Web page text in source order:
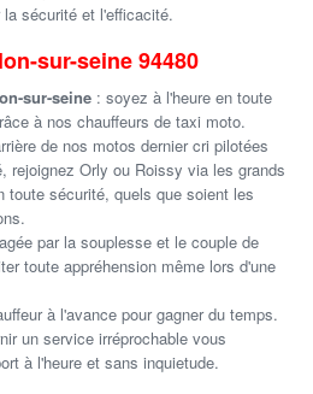
sécurité et l'efficacité.
sur-seine 94480
sur-seine : soyez à l'heure en toute
à nos chauffeurs de taxi moto.
de nos motos dernier cri pilotées
rejoignez Orly ou Roissy via les grands
toute sécurité, quels que soient les
par la souplesse et le couple de
toute appréhension même lors d'une
à l'avance pour gagner du temps.
un service irréprochable vous
à l'heure et sans inquietude.